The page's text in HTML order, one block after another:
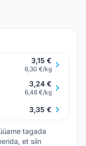
3,15 €
6,30 €/kg
3,24 €
6,48 €/kg
3,35 €
tagada
et siin